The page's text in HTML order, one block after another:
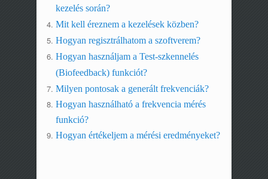
kezelés során?
Mit kell éreznem a kezelések közben?
Hogyan regisztrálhatom a szoftverem?
Hogyan használjam a Test-szkennelés
(Biofeedback) funkciót?
Milyen pontosak a generált frekvenciák?
Hogyan használható a frekvencia mérés
funkció?
Hogyan értékeljem a mérési eredményeket?